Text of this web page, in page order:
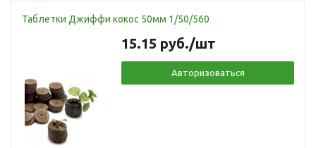
Таблетки Джиффи кокос 50мм 1/50/560
15.15 руб./шт
Авторизоваться